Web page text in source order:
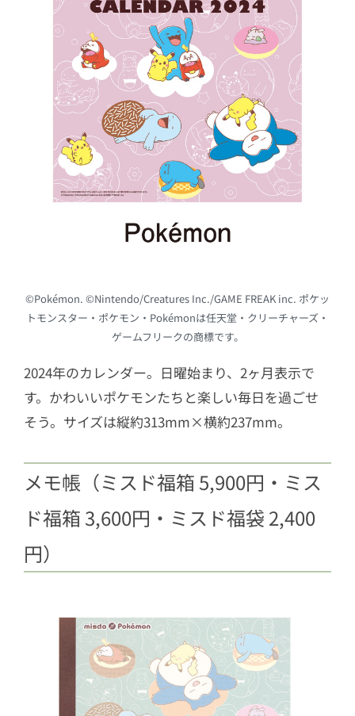
©Pokémon. ©Nintendo/Creatures Inc./GAME FREAK inc. ポケッ
トモンスター・ポケモン・Pokémonは任天堂・クリーチャーズ・
ゲームフリークの商標です。
2024年のカレンダー。日曜始まり、2ヶ月表示で
す。かわいいポケモンたちと楽しい毎日を過ごせ
そう。サイズは縦約313mm×横約237mm。
メモ帳（ミスド福箱 5,900円・ミス
ド福箱 3,600円・ミスド福袋 2,400
円）